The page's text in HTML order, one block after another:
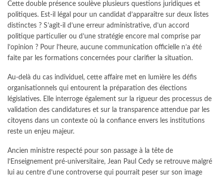
Cette double présence soulève plusieurs questions juridiques et
politiques. Est-il légal pour un candidat d’apparaître sur deux listes
distinctes ? S’agit-il d’une erreur administrative, d’un accord
politique particulier ou d’une stratégie encore mal comprise par
l’opinion ? Pour l’heure, aucune communication officielle n’a été
faite par les formations concernées pour clarifier la situation.
Au-delà du cas individuel, cette affaire met en lumière les défis
organisationnels qui entourent la préparation des élections
législatives. Elle interroge également sur la rigueur des processus de
validation des candidatures et sur la transparence attendue par les
citoyens dans un contexte où la confiance envers les institutions
reste un enjeu majeur.
Ancien ministre respecté pour son passage à la tête de
l’Enseignement pré-universitaire, Jean Paul Cedy se retrouve malgré
lui au centre d’une controverse qui pourrait peser sur son image